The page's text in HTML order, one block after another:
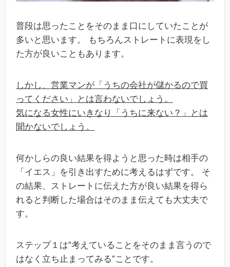
普段は思ったことをそのまま口にしていたことが
多いと思います。 もちろんストレートに表現をし
た方が良いこともあります。
しかし、営業マンが「うちの会社が儲かるので買
ってください」とは言わないでしょう。
気になる女性にいきなり「うちに来ない？」とは
聞かないでしょう。
何かしらの良い結果を得ようと思った時は相手の
「イエス」を引き出すために考えるはずです。 そ
の結果、ストレートに伝えた方が良い結果を得ら
れると判断した場合はそのまま伝えても大丈夫で
す。
ステップ１は”考えていることをそのまま言うので
はなく立ち止まってみる”ことです。